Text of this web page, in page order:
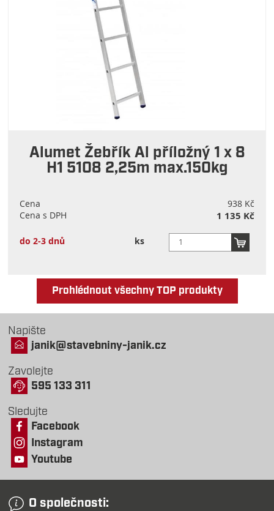
Alumet Žebřík Al příložný 1 x 8
H1 5108 2,25m max.150kg
Cena
938 Kč
Cena s DPH
1 135 Kč
do 2-3 dnů ks
Prohlédnout všechny TOP produkty
Napište
janik@stavebniny-janik.cz
Zavolejte
595 133 311
Sledujte
Facebook
Instagram
Youtube
O společnosti: